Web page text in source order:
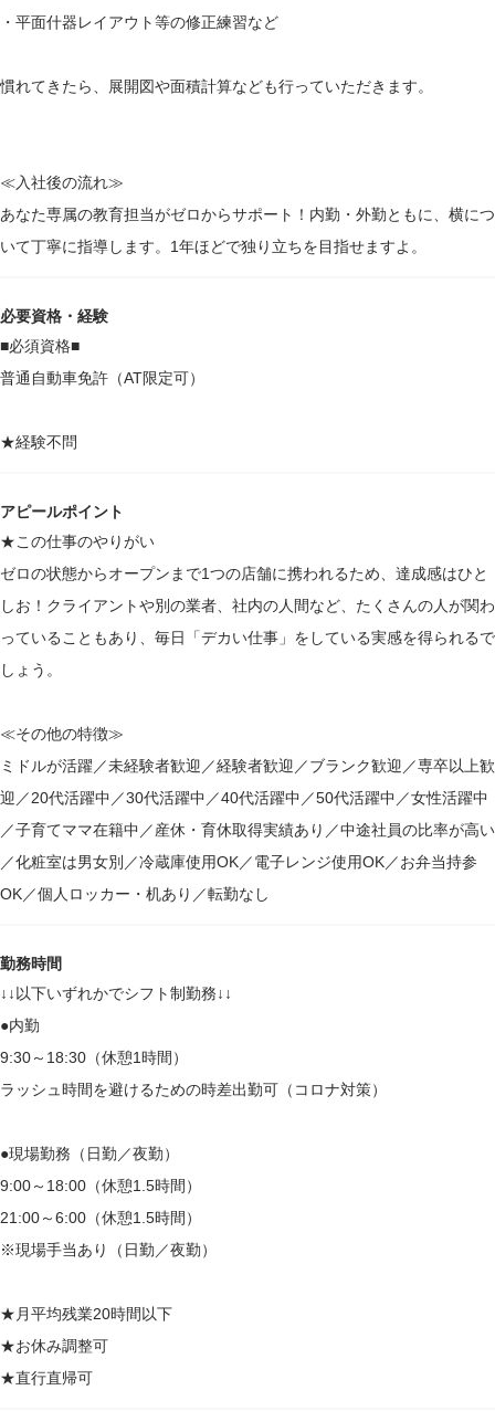
・平面什器レイアウト等の修正練習など
慣れてきたら、展開図や面積計算なども行っていただきます。
≪入社後の流れ≫
あなた専属の教育担当がゼロからサポート！内勤・外勤ともに、横につ
いて丁寧に指導します。1年ほどで独り立ちを目指せますよ。
必要資格・経験
■必須資格■
普通自動車免許（AT限定可）
★経験不問
アピールポイント
★この仕事のやりがい
ゼロの状態からオープンまで1つの店舗に携われるため、達成感はひと
しお！クライアントや別の業者、社内の人間など、たくさんの人が関わ
っていることもあり、毎日「デカい仕事」をしている実感を得られるで
しょう。
≪その他の特徴≫
ミドルが活躍／未経験者歓迎／経験者歓迎／ブランク歓迎／専卒以上歓
迎／20代活躍中／30代活躍中／40代活躍中／50代活躍中／女性活躍中
／子育てママ在籍中／産休・育休取得実績あり／中途社員の比率が高い
／化粧室は男女別／冷蔵庫使用OK／電子レンジ使用OK／お弁当持参
OK／個人ロッカー・机あり／転勤なし
勤務時間
↓↓以下いずれかでシフト制勤務↓↓
●内勤
9:30～18:30（休憩1時間）
ラッシュ時間を避けるための時差出勤可（コロナ対策）
●現場勤務（日勤／夜勤）
9:00～18:00（休憩1.5時間）
21:00～6:00（休憩1.5時間）
※現場手当あり（日勤／夜勤）
★月平均残業20時間以下
★お休み調整可
★直行直帰可